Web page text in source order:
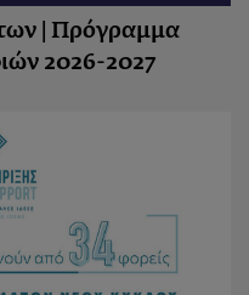
| Πρόγραμμα
2026-2027